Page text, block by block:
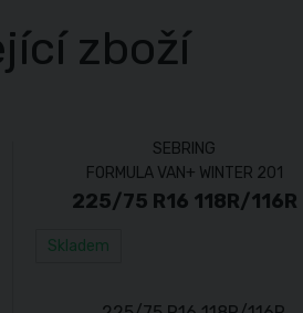
zboží
SEBRING
FORMULA VAN+ WINTER 201
225/75 R16 118R/116R
Skladem